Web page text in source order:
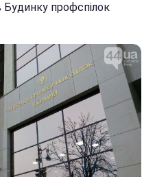
профспілок